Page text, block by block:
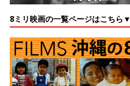
8ミリ映画の一覧ページはこちら▼